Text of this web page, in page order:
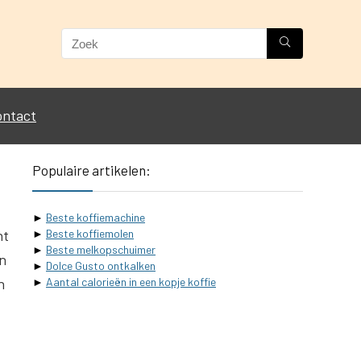
Populaire artikelen:
► Beste koffiemachine
► Beste koffiemolen
► Beste melkopschuimer
► Dolce Gusto ontkalken
► Aantal calorieën in een kopje koffie